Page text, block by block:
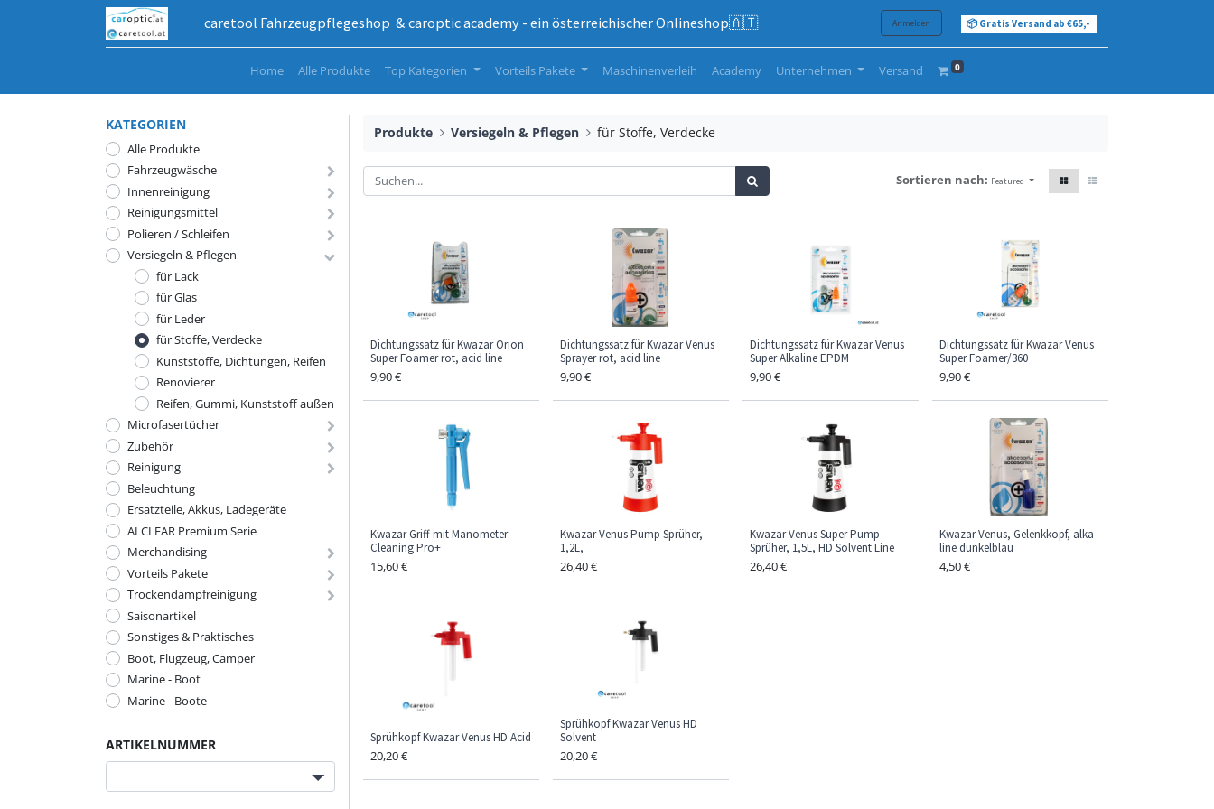
caretool Fahrzeugpflegeshop & caroptic academy - ein österreichischer Onlineshop🇦🇹 Anmelden 📦 Gratis Versand ab €65,-
Home Alle Produkte Top Kategorien Vorteils Pakete Maschinenverleih Academy Unternehmen Versand 0
KATEGORIEN
Alle Produkte
Fahrzeugwäsche
Innenreinigung
Reinigungsmittel
Polieren / Schleifen
Versiegeln & Pflegen
für Lack
für Glas
für Leder
für Stoffe, Verdecke
Kunststoffe, Dichtungen, Reifen
Renovierer
Reifen, Gummi, Kunststoff außen
Microfasertücher
Zubehör
Reinigung
Beleuchtung
Ersatzteile, Akkus, Ladegeräte
ALCLEAR Premium Serie
Merchandising
Vorteils Pakete
Trockendampfreinigung
Saisonartikel
Sonstiges & Praktisches
Boot, Flugzeug, Camper
Marine - Boot
Marine - Boote
ARTIKELNUMMER
Produkte Versiegeln & Pflegen für Stoffe, Verdecke
Sortieren nach: Featured
Dichtungssatz für Kwazar Orion
Super Foamer rot, acid line
9,90€
Dichtungssatz für Kwazar Venus
Sprayer rot, acid line
9,90€
Dichtungssatz für Kwazar Venus
Super Alkaline EPDM
9,90€
Dichtungssatz für Kwazar Venus
Super Foamer/360
9,90€
Kwazar Griff mit Manometer
Cleaning Pro+
15,60€
Kwazar Venus Pump Sprüher,
1,2L,
26,40€
Kwazar Venus Super Pump
Sprüher, 1,5L, HD Solvent Line
26,40€
Kwazar Venus, Gelenkkopf, alka
line dunkelblau
4,50€
Sprühkopf Kwazar Venus HD Acid
20,20€
Sprühkopf Kwazar Venus HD
Solvent
20,20€